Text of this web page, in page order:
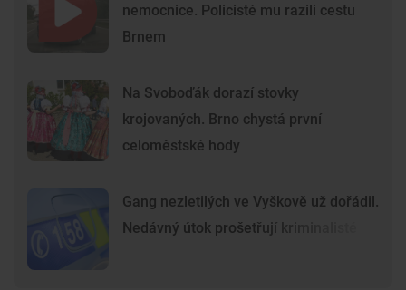
nemocnice. Policisté mu razili cestu
Brnem
Na Svoboďák dorazí stovky
krojovaných. Brno chystá první
celoměstské hody
Gang nezletilých ve Vyškově už dořádil.
Nedávný útok prošetřují kriminalisté